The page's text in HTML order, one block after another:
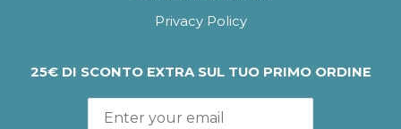
Privacy Policy
25€ DI SCONTO EXTRA SUL TUO PRIMO ORDINE